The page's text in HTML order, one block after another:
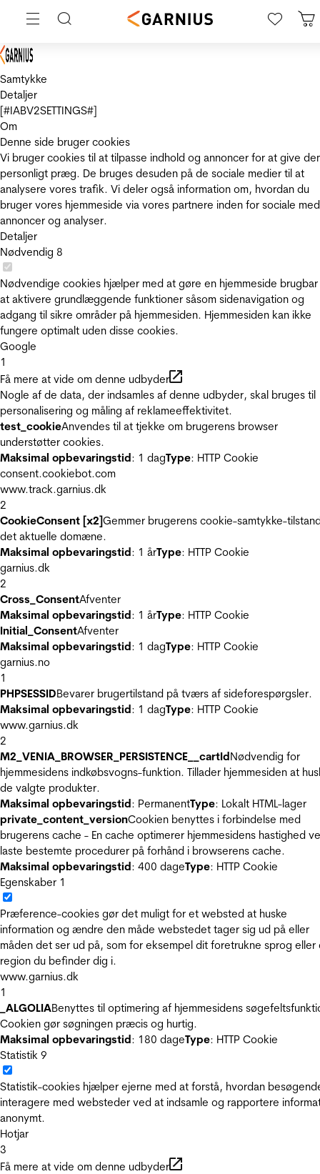
Samtykke
Detaljer
[#IABV2SETTINGS#]
Om
Denne side bruger cookies
Vi bruger cookies til at tilpasse indhold og annoncer for at give
personligt præg. De bruges desuden på de sociale medier til at
analysere vores trafik. Vi deler også information om, hvordan du
bruger vores hjemmeside via vores partnere inden for sociale
annoncer og analyser.
Detaljer
Nødvendig 8
Nødvendige cookies hjælper med at gøre en hjemmeside
at aktivere grundlæggende funktioner såsom sidenavigation og
adgang til sikre områder på hjemmesiden. Hjemmesiden kan ikke
fungere optimalt uden disse cookies.
Google
1
Få mere at vide om denne udbyder
Nogle af de data, der indsamles af denne udbyder, skal bruges til
personalisering og måling af reklameeffektivitet.
test_cookieAnvendes til at tjekke om brugerens browser
understøtter cookies.
Maksimal opbevaringstid: 1 dagType: HTTP Cookie
consent.cookiebot.com
www.track.garnius.dk
2
CookieConsent [x2]Gemmer brugerens cookie-samtykke-
det aktuelle domæne.
Maksimal opbevaringstid: 1 årType: HTTP Cookie
garnius.dk
2
Cross_ConsentAfventer
Maksimal opbevaringstid: 1 årType: HTTP Cookie
Initial_ConsentAfventer
Maksimal opbevaringstid: 1 dagType: HTTP Cookie
garnius.no
1
PHPSESSIDBevarer brugertilstand på tværs af sideforespørgsler.
Maksimal opbevaringstid: 1 dagType: HTTP Cookie
www.garnius.dk
2
M2_VENIA_BROWSER_PERSISTENCE__cartIdNødvendig for
hjemmesidens indkøbsvogns-funktion. Tillader hjemmesiden at
de valgte produkter.
Maksimal opbevaringstid: PermanentType: Lokalt HTML-lager
private_content_versionCookien benyttes i forbindelse med
brugerens cache - En cache optimerer hjemmesidens hastighed
laste bestemte procedurer på forhånd i browserens cache.
Maksimal opbevaringstid: 400 dageType: HTTP Cookie
Egenskaber 1
Præference-cookies gør det muligt for et websted at huske
information og ændre den måde webstedet tager sig ud på eller
måden det ser ud på, som for eksempel dit foretrukne sprog eller
region du befinder dig i.
www.garnius.dk
1
_ALGOLIABenyttes til optimering af hjemmesidens
Cookien gør søgningen præcis og hurtig.
Maksimal opbevaringstid: 180 dageType: HTTP Cookie
Statistik 9
Statistik-cookies hjælper ejerne med at forstå, hvordan
interagere med websteder ved at indsamle og rapportere
anonymt.
Hotjar
3
Få mere at vide om denne udbyder